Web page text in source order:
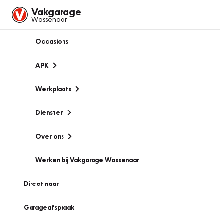
Vakgarage
Wassenaar
Occasions
APK
Werkplaats
Diensten
Over ons
Werken bij Vakgarage Wassenaar
Direct naar
Garageafspraak